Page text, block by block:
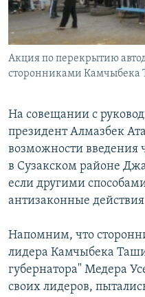
Акция по перекрытию
сторонниками Камчыбека
На совещании с
президент Алмазбек
возможности введения
в Сузакском районе
если другими
антизаконные
Напомним, что
лидера Камчыбека
губернатора" Медера
своих лидеров,